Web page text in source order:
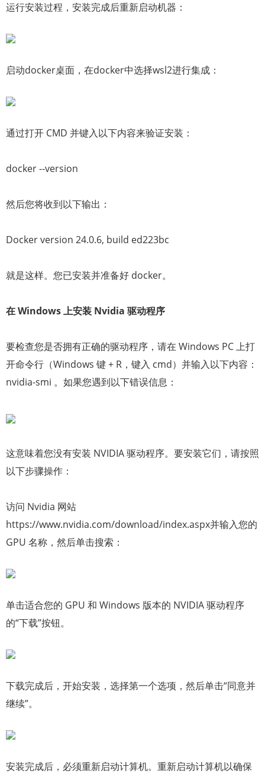
运行安装过程，安装完成后重新启动机器：
启动docker桌面，在docker中选择wsl2进行集成：
通过打开 CMD 并键入以下内容来验证安装：
docker --version
然后您将收到以下输出：
Docker version 24.0.6, build ed223bc
就是这样。您已安装并准备好 docker。
在 Windows 上安装 Nvidia 驱动程序
要检查您是否拥有正确的驱动程序，请在 Windows PC 上打
开命令行（Windows 键 + R，键入 cmd）并输入以下内容：
nvidia-smi 。如果您遇到以下错误信息：
这意味着您没有安装 NVIDIA 驱动程序。要安装它们，请按照
以下步骤操作：
访问 Nvidia 网站
https://www.nvidia.com/download/index.aspx并输入您的
GPU 名称，然后单击搜索：
单击适合您的 GPU 和 Windows 版本的 NVIDIA 驱动程序
的“下载”按钮。
下载完成后，开始安装，选择第一个选项，然后单击“同意并
继续”。
安装完成后，必须重新启动计算机。重新启动计算机以确保